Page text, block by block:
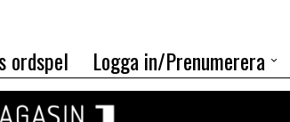
ordspel Logga in/Prenumerera